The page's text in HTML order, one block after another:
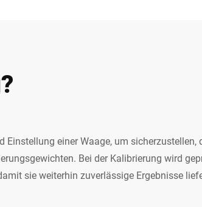
einer Waage, um sicherzustellen,
Bei der Kalibrierung wird
sie weiterhin zuverlässige Ergebnisse